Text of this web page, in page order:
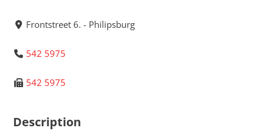
Frontstreet 6. - Philipsburg
542 5975
542 5975
Description